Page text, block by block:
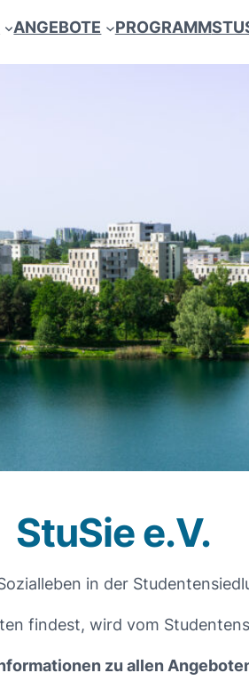
ANGEBOTE PROGRAMM
StuSie e.V.
in der
findest, wird vom
zu allen